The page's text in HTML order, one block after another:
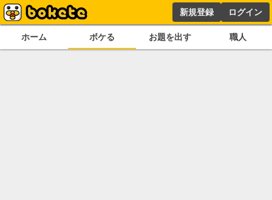
新規登録 ログイン
ホーム ボケる お題を出す 職人